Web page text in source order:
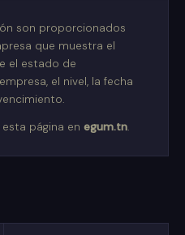
son proporcionados
que muestra el
el estado de
el nivel, la fecha
página en egum.tn.